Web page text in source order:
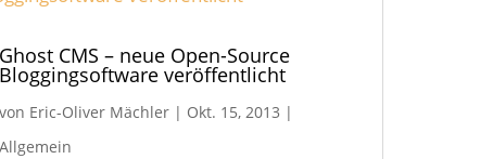
Ghost CMS – neue Open-Source
Bloggingsoftware veröffentlicht
von Eric-Oliver Mächler | Okt. 15, 2013 |
Allgemein